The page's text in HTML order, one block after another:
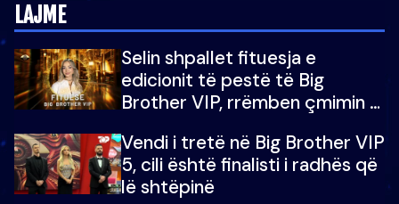
LAJME
Selin shpallet fituesja e
edicionit të pestë të Big
Brother VIP, rrëmben çmimin e
Vendi i tretë në Big Brother VIP
5, cili është finalisti i radhës që
lë shtëpinë